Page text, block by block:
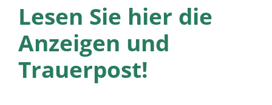
Lesen Sie hier die
Anzeigen und
Trauerpost!